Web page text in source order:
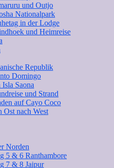
und Outjo
Nationalpark
in der Lodge
und Heimreise
Republik
Domingo
Isla Saona
und Strand
auf Cayo Coco
Ost nach West
Norden
5 & 6 Ranthambore
7 & 8 Jaipur